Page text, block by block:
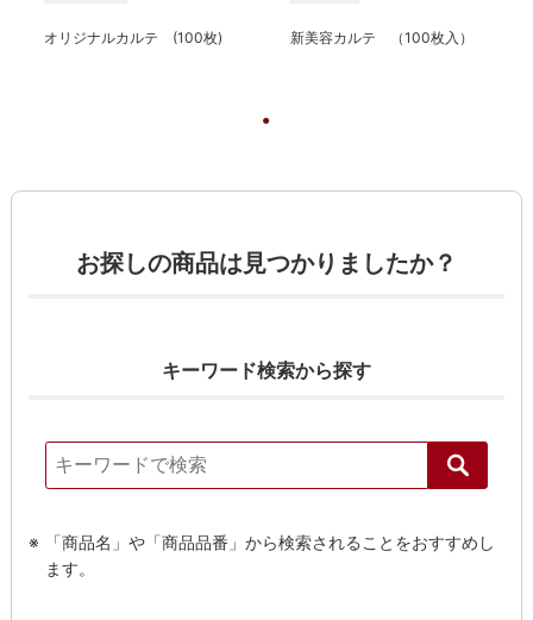
オリジナルカルテ (100枚) 新美容カルテ （100枚入）
お探しの商品は見つかりましたか？
キーワード検索から探す
「商品名」や「商品品番」から検索されることをおすすめし
ます。